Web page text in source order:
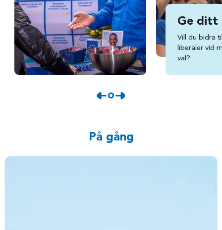
Ge ditt
Vill du bidra
liberaler vid
val?
På gång